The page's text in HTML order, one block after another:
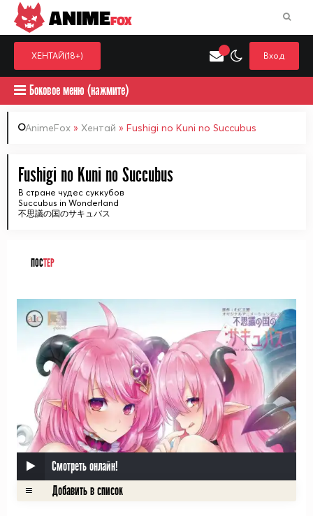
Выберите одну категорию для поиска
ANIMEFOX
ХЕНТАЙ(18+) Вход
Боковое меню (нажмите)
AnimeFox » Хентай » Fushigi no Kuni no Succubus
Fushigi no Kuni no Succubus
В стране чудес суккубов
Succubus in Wonderland
不思議の国のサキュバス
ПОСТЕР
Смотреть онлайн!